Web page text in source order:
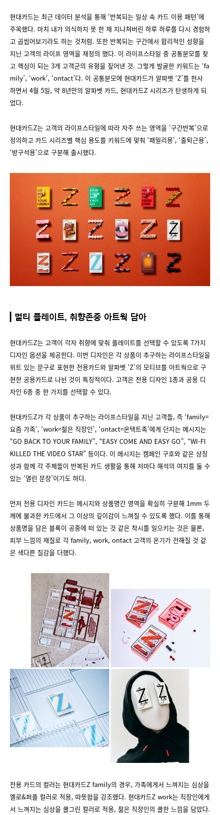
현대카드는 최근 데이터 분석을 통해 ‘반복되는 일상 속 카드 이용 패턴’에
주목했다. 마치 내가 의식하지 못 한 채 지나쳐버린 하루 하루를 다시 경험하
고 곱씹어보기라도 하는 것처럼. 또한 반복되는 구간에서 합리적인 성향을
지닌 고객의 라이프 영역을 재정의 했다. 이 라이프스타일 중 공통분모를 찾
고 핵심이 되는 3개 고객군의 유형을 짚어낸 것. 그렇게 발굴한 키워드는 ‘fa
mily’, ‘work’, ‘ontact’다. 이 공통분모에 현대카드가 알파벳 ‘Z’를 헌사
하면서 4월 5일, 약 8년만의 알파벳 카드, 현대카드Z 시리즈가 탄생하게 되
었다.
현대카드Z는 고객의 라이프스타일에 따라 자주 쓰는 영역을 ‘구간반복’으로
정의하고 카드 시리즈별 핵심 용도를 키워드에 맞춰 ‘패밀리용’, ‘출퇴근용’,
‘방구석용’으로 구분해 출시했다.
멀티 플레이트, 취향존중 아트웍 담아
현대카드Z는 고객이 각자 취향에 맞춰 플레이트를 선택할 수 있도록 7가지
디자인 옵션을 제공한다. 이번 디자인은 각 상품이 추구하는 라이프스타일을
위트 있는 문구로 표현한 전용카드와 알파벳 ‘Z’의 모티브를 아트웍으로 구
현한 공용카드로 나뉜 것이 특징적이다. 고객은 전용 디자인 1종과 공용 디
자인 6종 중 한 가지를 선택할 수 있다.
현대카드Z가 각 상품이 추구하는 라이프스타일을 지닌 고객들, 즉 ‘family=
요즘 가족’, ‘work=젊은 직장인’, ‘ontact=온택트족’에게 던지는 메시지는
“GO BACK TO YOUR FAMILY”, “EASY COME AND EASY GO”, “WI-FI
KILLED THE VIDEO STAR” 등이다. 이 메시지는 캠페인 구호와 같은 상징
성과 함께 각 주체들이 반복된 카드 생활을 통해 저마다 해석의 여지를 둘 수
있는 ‘열린 문장’이기도 하다.
먼저 전용 디자인 카드는 메시지와 상품명간 영역을 확실히 구분해 1mm 두
께에 불과한 카드에서 그 이상의 깊이감이 느껴질 수 있도록 했다. 이를 통해
상품명을 담은 블록이 공중에 떠 있는 것 같은 착시를 일으키는 것은 물론,
피부 느낌의 재질로 각 family, work, ontact 고객의 온기가 전해질 것 같
은 색다른 질감을 더했다.
전용 카드의 컬러는 현대카드Z family의 경우, 가족에게서 느껴지는 심상을
옐로&퍼플 컬러로 적용, 따뜻함을 강조했다. 현대카드Z work는 직장인에게
서 느껴지는 심상을 쿨그린 컬러로 적용, 젊은 직장인의 쿨한 느낌을 담았다.